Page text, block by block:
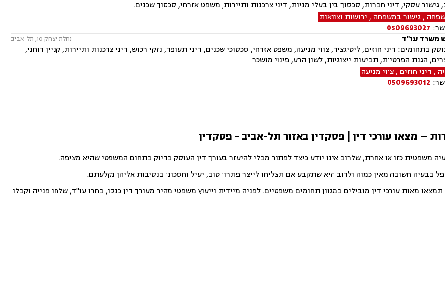
גישור עסקי, דיני חברות, סכסוך בין בעלי מניות, דיני צרכנות ותיירות, משפט אזרחי, סכסוך שכנים.
,גישור במשפחה , ירושות וצוואות
0509693027
משרד עו"ד
נחלת יצחק 10, תל-אביב
בתחומים: דיני חוזים, ליטיגציה, צווי מניעה, משפט אזרחי, סכסוכי שכנים, דיני תעופה, נזקי רכוש, דיני צרכנות ותיירות, קניין רוחני,
הגנת הפרטיות, תביעות ייצוגיות, לשון הרע, פינוי מושכר
, דיני חוזים ,צווי מניעה
0509693012
– מצאו עורכי דין | פסקדין באזור תל-אביב - פסקדין
משפטית כזו או אחרת, שלרוב אינו יודע כיצד לפתור מבלי להיעזר בעורך דין העוסק בדיוק בתחום המשפטי שהיא מציפה.
בבעיה חשובה מאין כמוה ולרוב היא שתקבע אם תצליחו לייצר פתרון טוב, יעיל וחסכוני בנסיבות אליהן נקלעתם.
מאות עורכי דין מובילים במגוון תחומים משפטיים. לפניה מיידית וייעוץ משפטי מהיר מעורך דין כנסו, בחרו עו"ד, שלחו פנייה וקבלו